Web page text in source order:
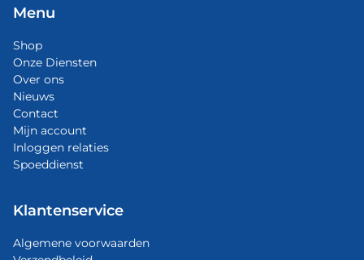
Menu
Shop
Onze Diensten
Over ons
Nieuws
Contact
Mijn account
Inloggen relaties
Spoeddienst
Klantenservice
Algemene voorwaarden